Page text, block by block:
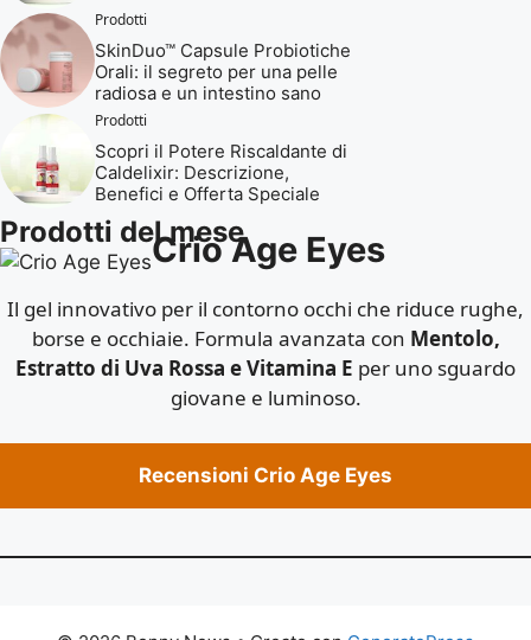
Prodotti
SkinDuo™ Capsule Probiotiche
Orali: il segreto per una pelle
radiosa e un intestino sano
Prodotti
Scopri il Potere Riscaldante di
Caldelixir: Descrizione,
Benefici e Offerta Speciale
Prodotti del meseCrio Age Eyes
Il gel innovativo per il contorno occhi che riduce rughe,
borse e occhiaie. Formula avanzata con Mentolo,
Estratto di Uva Rossa e Vitamina E per uno sguardo
giovane e luminoso.
Recensioni Crio Age Eyes